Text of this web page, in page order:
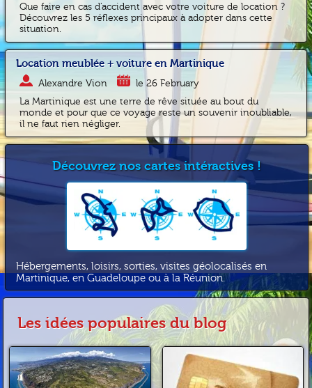
Que faire en cas d'accident avec votre voiture de location ?
Découvrez les 5 réflexes principaux à adopter dans cette
situation.
Location meublée + voiture en Martinique
Alexandre Vion
le 26 February
La Martinique est une terre de rêve située au bout du
monde et pour que ce voyage reste un souvenir inoubliable,
il ne faut rien négliger.
Découvrez nos cartes intéractives !
Hébergements, loisirs, sorties, visites géolocalisés en
Martinique, en Guadeloupe ou à la Réunion.
Les idées populaires du blog